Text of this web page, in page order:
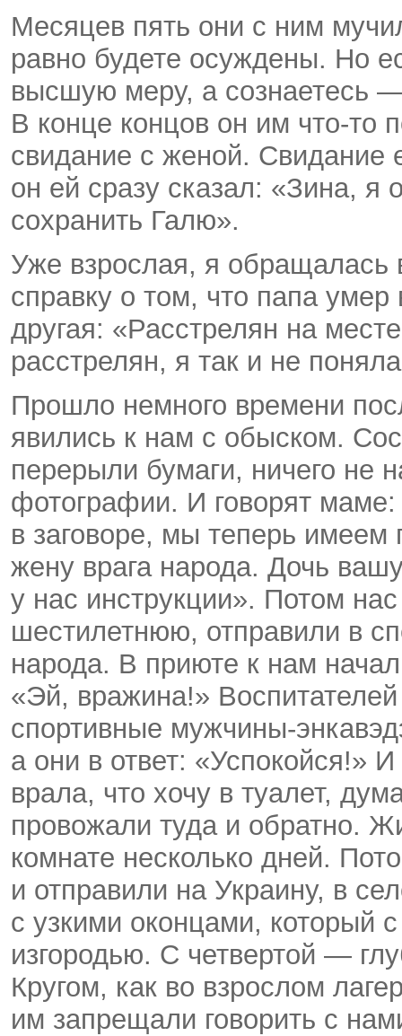
Месяцев пять они с ним
равно будете осуждены. Но
высшую меру, а сознаетесь
В конце концов он им что-то
свидание с женой.
он ей сразу сказал: «Зина,
сохранить Галю».
Уже взрослая, я обращалась
справку о том, что папа
другая: «Расстрелян на
расстрелян, я так и не
Прошло немного времени
явились к нам с обыском.
перерыли бумаги, ничего не
фотографии. И говорят маме:
в заговоре, мы теперь имеем
жену врага народа. Дочь
у нас инструкции». Потом
шестилетнюю, отправили в
народа. В приюте к нам
«Эй, вражина!»
спортивные мужчины-
а они в ответ: «Успокойся!»
врала, что хочу в туалет,
провожали туда и обратно.
комнате несколько дней.
и отправили на Украину, в
с узкими оконцами, который
изгородью. С четвертой —
Кругом, как во взрослом
им запрещали говорить с